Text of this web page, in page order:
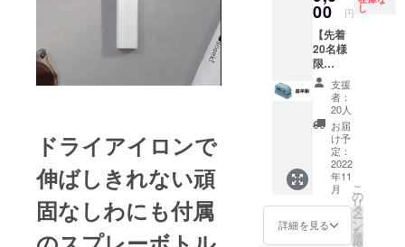
ドライアイロンで
伸ばしきれない頑
固なしわにも付属
ます。
環境か
ら量産
体制を
更に整
えるこ
とがで
きた場
合、正
規販売
価格が
販売予
定価格
より下
がる可
能性も
ござい
いて】
商品代
金に
は、ご
自宅ま
での送
料も含
まれて
おりま
す。
【その
他注意
事項】
※本プロ
ジェク
トを通
00 円 し
【先着
20名様
限
定！】
「MINI
RON」
1個 [一
般販売
予定価
12,000
（税・
送料
込）の
支援
者：
20人
お届
け予
定：
2022
年11
月
詳細を見る
こ
の
リ
タ
ー
ン
を
選